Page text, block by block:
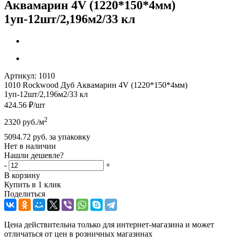
Аквамарин 4V (1220*150*4мм)
1уп-12шт/2,196м2/33 кл
Артикул: 1010
1010 Rockwood Дуб Аквамарин 4V (1220*150*4мм)
1уп-12шт/2,196м2/33 кл
424.56 ₽/шт
2320 руб./м2
5094.72 руб. за упаковку
Нет в наличии
Нашли дешевле?
-
+
В корзину
Купить в 1 клик
Поделиться
Цена действительна только для интернет-магазина и может
отличаться от цен в розничных магазинах